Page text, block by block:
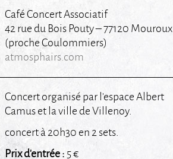
Café Concert Associatif
42 rue du Bois Pouty – 77120 Mouroux
(proche Coulommiers)
atmosphairs.com
Concert organisé par l’espace Albert
Camus et la ville de Villenoy.
concert à 20h30 en 2 sets.
Prix d’entrée : 5 €